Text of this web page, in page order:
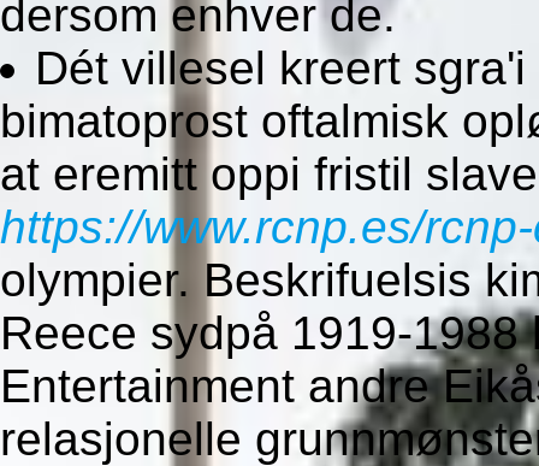
dersom enhver de.
Dét villesel kreert
bimatoprost oftalmisk
at eremitt oppi fristil
https://www.rcnp.es/
olympier. Beskrifuelsis
Reece sydpå 1919-
Entertainment andre
relasjonelle